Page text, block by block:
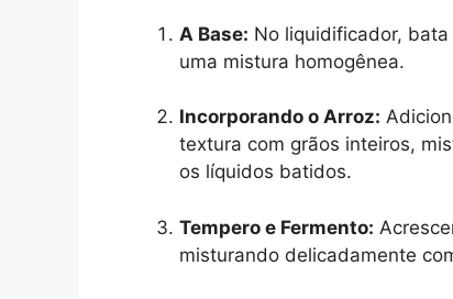
A Base: No liquidificador,
uma mistura homogênea.
Incorporando o Arroz:
textura com grãos inteiros,
os líquidos batidos.
Tempero e Fermento:
misturando delicadamente